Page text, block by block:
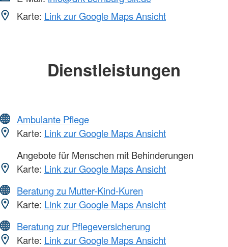
Karte: Link zur Google Maps Ansicht
Dienstleistungen
Ambulante Pflege
Karte: Link zur Google Maps Ansicht
Angebote für Menschen mit Behinderungen
Karte: Link zur Google Maps Ansicht
Beratung zu Mutter-Kind-Kuren
Karte: Link zur Google Maps Ansicht
Beratung zur Pflegeversicherung
Karte: Link zur Google Maps Ansicht